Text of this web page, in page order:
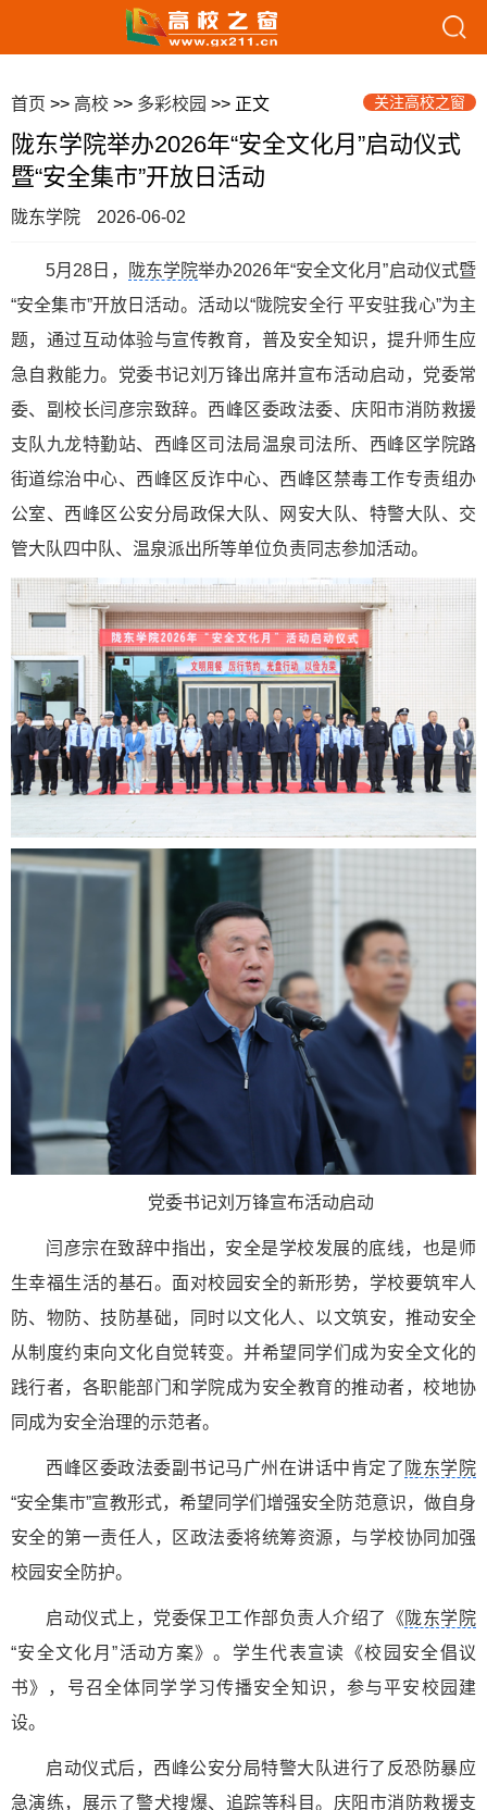
首页 >> 高校 >> 多彩校园 >> 正文 关注高校之窗
陇东学院举办2026年“安全文化月”启动仪式
暨“安全集市”开放日活动
陇东学院 2026-06-02
5月28日， 陇东学院举办2026年“安全文化月”启动仪式暨
“安全集市”开放日活动。活动以“陇院安全行 平安驻我心”为主
题，通过互动体验与宣传教育，普及安全知识，提升师生应
急自救能力。党委书记刘万锋出席并宣布活动启动，党委常
委、副校长闫彦宗致辞。西峰区委政法委、庆阳市消防救援
支队九龙特勤站、西峰区司法局温泉司法所、西峰区学院路
街道综治中心、西峰区反诈中心、西峰区禁毒工作专责组办
公室、西峰区公安分局政保大队、网安大队、特警大队、交
管大队四中队、温泉派出所等单位负责同志参加活动。
党委书记刘万锋宣布活动启动
闫彦宗在致辞中指出，安全是学校发展的底线，也是师
生幸福生活的基石。面对校园安全的新形势，学校要筑牢人
防、物防、技防基础，同时以文化人、以文筑安，推动安全
从制度约束向文化自觉转变。并希望同学们成为安全文化的
践行者，各职能部门和学院成为安全教育的推动者，校地协
同成为安全治理的示范者。
西峰区委政法委副书记马广州在讲话中肯定了 陇东学院
“安全集市”宣教形式，希望同学们增强安全防范意识，做自身
安全的第一责任人，区政法委将统筹资源，与学校协同加强
校园安全防护。
启动仪式上，党委保卫工作部负责人介绍了《 陇东学院
“安全文化月”活动方案》。学生代表宣读《校园安全倡议
书》，号召全体同学学习传播安全知识，参与平安校园建
设。
启动仪式后，西峰公安分局特警大队进行了反恐防暴应
急演练，展示了警犬搜爆、追踪等科目。庆阳市消防救援支